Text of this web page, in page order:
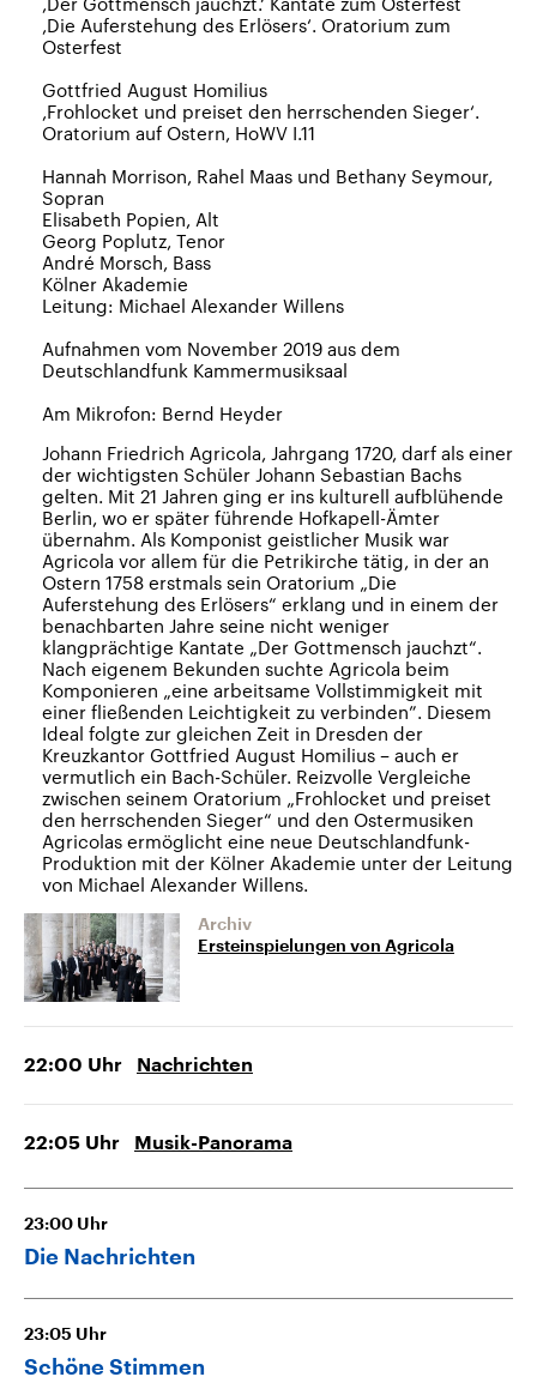
,Die Auferstehung des Erlösers‘. Oratorium zum
Osterfest
Gottfried August Homilius
,Frohlocket und preiset den herrschenden Sieger‘.
Oratorium auf Ostern, HoWV I.11
Hannah Morrison, Rahel Maas und Bethany Seymour,
Sopran
Elisabeth Popien, Alt
Georg Poplutz, Tenor
André Morsch, Bass
Kölner Akademie
Leitung: Michael Alexander Willens
Aufnahmen vom November 2019 aus dem
Deutschlandfunk Kammermusiksaal
Am Mikrofon: Bernd Heyder
Johann Friedrich Agricola, Jahrgang 1720, darf als einer
der wichtigsten Schüler Johann Sebastian Bachs
gelten. Mit 21 Jahren ging er ins kulturell aufblühende
Berlin, wo er später führende Hofkapell-Ämter
übernahm. Als Komponist geistlicher Musik war
Agricola vor allem für die Petrikirche tätig, in der an
Ostern 1758 erstmals sein Oratorium „Die
Auferstehung des Erlösers“ erklang und in einem der
benachbarten Jahre seine nicht weniger
klangprächtige Kantate „Der Gottmensch jauchzt“.
Nach eigenem Bekunden suchte Agricola beim
Komponieren „eine arbeitsame Vollstimmigkeit mit
einer fließenden Leichtigkeit zu verbinden”. Diesem
Ideal folgte zur gleichen Zeit in Dresden der
Kreuzkantor Gottfried August Homilius – auch er
vermutlich ein Bach-Schüler. Reizvolle Vergleiche
zwischen seinem Oratorium „Frohlocket und preiset
den herrschenden Sieger“ und den Ostermusiken
Agricolas ermöglicht eine neue Deutschlandfunk-
Produktion mit der Kölner Akademie unter der Leitung
von Michael Alexander Willens.
Archiv
Ersteinspielungen von Agricola
22:00 Uhr Nachrichten
22:05 Uhr Musik-Panorama
23:00 Uhr
Die Nachrichten
23:05 Uhr
Schöne Stimmen